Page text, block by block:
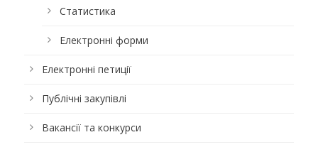
Статистика
Електронні форми
Електронні петиції
Публічні закупівлі
Вакансії та конкурси